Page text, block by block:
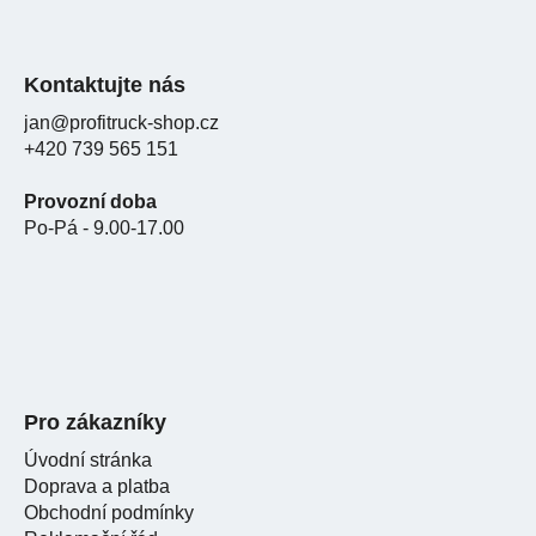
Kontaktujte nás
jan@profitruck-shop.cz
+420 739 565 151
Provozní doba
Po-Pá - 9.00-17.00
Pro zákazníky
Úvodní stránka
Doprava a platba
Obchodní podmínky